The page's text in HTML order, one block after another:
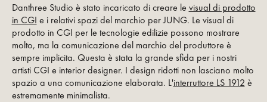
Danthree Studio è stato incaricato di creare le visual di prodotto
in CGI e i relativi spazi del marchio per JUNG. Le visual di
prodotto in CGI per le tecnologie edilizie possono mostrare
molto, ma la comunicazione del marchio del produttore è
sempre implicita. Questa è stata la grande sfida per i nostri
artisti CGI e interior designer. I design ridotti non lasciano molto
spazio a una comunicazione elaborata. L'interruttore LS 1912 è
estremamente minimalista.